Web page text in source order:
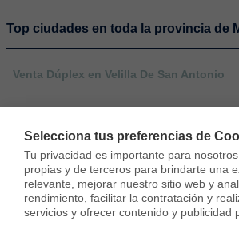
Selecciona tus preferencias de
Tu privacidad es importante para
propias y de terceros para brindarte una
relevante, mejorar nuestro sitio web y
rendimiento, facilitar la contratación y
servicios y ofrecer contenido y publicidad
Top ciudades en toda la provincia de
Venta Dúplex en Velilla De San Antonio